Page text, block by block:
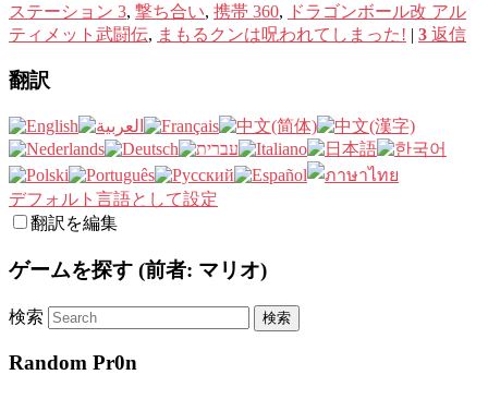
ステーション 3, 撃ち合い, 携帯 360, ドラゴンボール改 アル
ティメット武闘伝, まもるクンは呪われてしまった! | 3 返信
翻訳
デフォルト言語として設定
翻訳を編集
ゲームを探す (前者: マリオ)
検索
Random Pr0n